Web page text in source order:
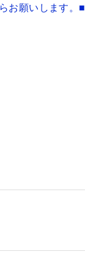
お願いします。■